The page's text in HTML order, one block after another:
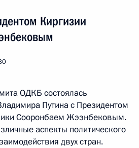
Киргизии
ОДКБ состоялась
Путина с Президентом
Сооронбаем Жээнбековым.
аспекты политического
двух стран.